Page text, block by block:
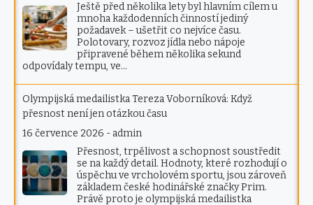
Ještě před několika lety byl hlavním cílem u
mnoha každodenních činností jediný
požadavek – ušetřit co nejvíce času.
Polotovary, rozvoz jídla nebo nápoje
připravené během několika sekund
odpovídaly tempu, ve…
Olympijská medailistka Tereza Voborníková: Když
přesnost není jen otázkou času
16 července 2026 - admin
Přesnost, trpělivost a schopnost soustředit
se na každý detail. Hodnoty, které rozhodují o
úspěchu ve vrcholovém sportu, jsou zároveň
základem české hodinářské značky Prim.
Právě proto je olympijská medailistka